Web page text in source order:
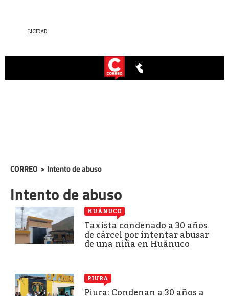
CORREO > Intento de abuso
Intento de abuso
HUÁNUCO
Taxista condenado a 30 años
de cárcel por intentar abusar
de una niña en Huánuco
PIURA
Piura: Condenan a 30 años a